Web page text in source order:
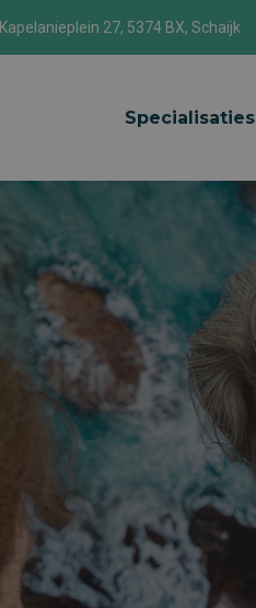
Kapelanieplein 27, 5374 BX, Schaijk
Specialisaties